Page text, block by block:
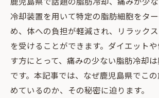
冷却装置を用いて特定の脂肪細胞をタ
め、体への負担が軽減され、リラック
を受けることができます。ダイエット
す方にとって、痛みの少ない脂肪冷却
です。本記事では、なぜ鹿児島県でこ
めているのか、その秘密に迫ります。